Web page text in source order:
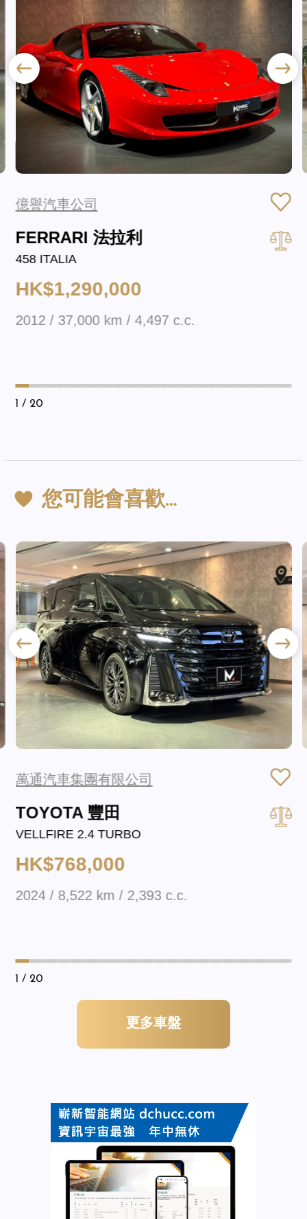
億譽汽車公司
FERRARI 法拉利
458 ITALIA
HK$1,290,000
2012 / 37,000 km / 4,497 c.c.
1 / 20
您可能會喜歡…
萬通汽車集團有限公司
TOYOTA 豐田
VELLFIRE 2.4 TURBO
HK$768,000
2024 / 8,522 km / 2,393 c.c.
1 / 20
更多車盤